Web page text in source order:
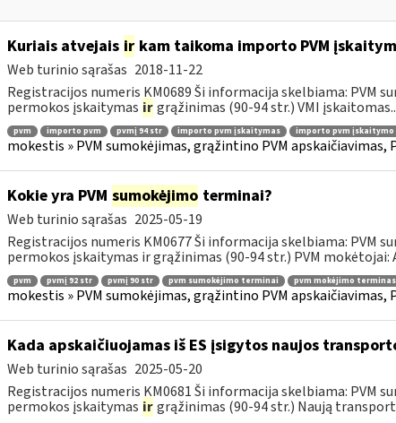
Kuriais atvejais irkam taikoma importo PVM
Web turinio sąrašas 2018-11-22
Registracijos numeris KM0689 Ši informacija skelbiama: PVM
permokos įskaitymas ir grąžinimas (90-94 str.) VMI
pvm importo pvm pvmį 94 str importo pvm įskaitymas importo pvm įskaitymo
mokestis » PVM sumokėjimas, grąžintino PVM apskaičiavimas,
Kokie yra PVM sumokėjimo terminai?
Web turinio sąrašas 2025-05-19
Registracijos numeris KM0677 Ši informacija skelbiama: PVM
permokos įskaitymas ir grąžinimas (90-94 str.) PVM mokėtojai:
pvm pvmį 92 str pvmį 90 str pvm sumokėjimo terminai pvm mokėjimo terminas
mokestis » PVM sumokėjimas, grąžintino PVM apskaičiavimas,
Kada apskaičiuojamas iš ES įsigytos naujos
Web turinio sąrašas 2025-05-20
Registracijos numeris KM0681 Ši informacija skelbiama: PVM
permokos įskaitymas ir grąžinimas (90-94 str.) Naują